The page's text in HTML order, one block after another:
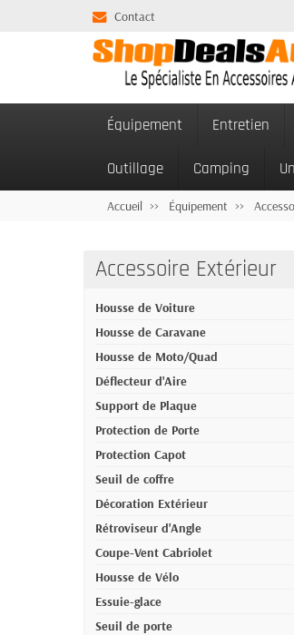
Contact
Équipement Entretien
Outillage Camping
Accueil Équipement
Accessoire Extérieur
Housse de Voiture
Housse de Caravane
Housse de Moto/Quad
Déflecteur d'Aire
Support de Plaque
Protection de Porte
Protection Capot
Seuil de coffre
Décoration Extérieur
Rétroviseur d'Angle
Coupe-Vent Cabriolet
Housse de Vélo
Essuie-glace
Seuil de porte